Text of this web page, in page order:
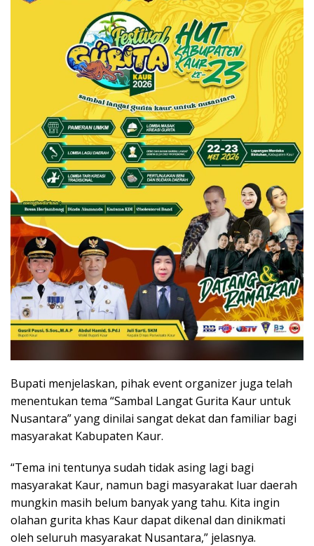
Bupati menjelaskan, pihak event organizer juga telah
menentukan tema “Sambal Langat Gurita Kaur untuk
Nusantara” yang dinilai sangat dekat dan familiar bagi
masyarakat Kabupaten Kaur.
“Tema ini tentunya sudah tidak asing lagi bagi
masyarakat Kaur, namun bagi masyarakat luar daerah
mungkin masih belum banyak yang tahu. Kita ingin
olahan gurita khas Kaur dapat dikenal dan dinikmati
oleh seluruh masyarakat Nusantara,” jelasnya.